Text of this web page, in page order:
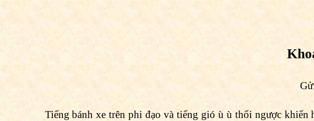
Tiếng bánh xe trên phi đạo và tiếng gió ù ù thổi ngược